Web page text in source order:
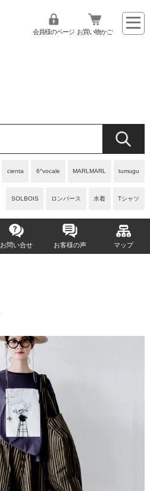
cienta 6°vocale MARLMARL tumugu
SOLBOIS ロンパース 水着 Tシャツ
会員様のページ お買い物かご
お問い合せ お客様の声 マップ